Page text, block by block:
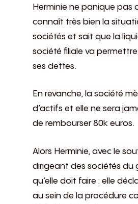
Herminie ne panique pas
connaît très bien la
sociétés et sait que la
société filiale va
ses dettes.
En revanche, la société
d’actifs et elle ne sera
de rembourser 80k euros.
Alors Herminie, avec le
dirigeant des sociétés du
qu’elle doit faire : elle
au sein de la procédure